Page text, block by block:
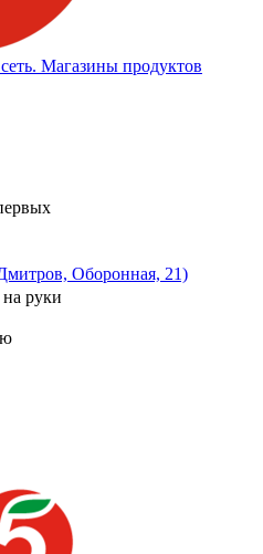
Магазины продуктов
Оборонная, 21)
на руки